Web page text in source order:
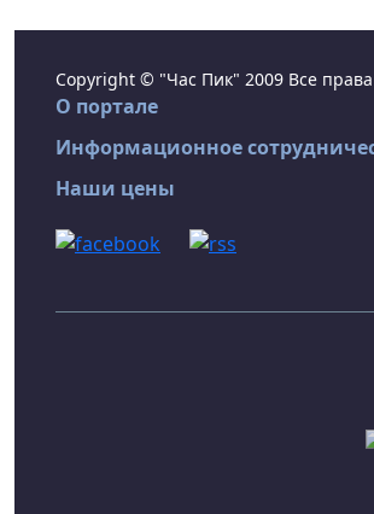
Copyright © "Час Пик" 2009 Все
О портале
Информационное
Наши цены